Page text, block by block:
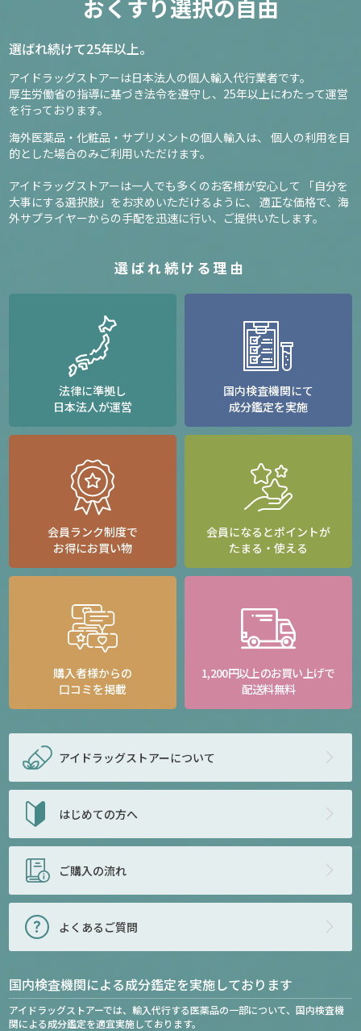
おくすり選択の自由
選ばれ続けて25年以上。
アイドラッグストアーは日本法人の個人輸入代行業者です。
厚生労働省の指導に基づき法令を遵守し、 25年以上にわたって運営
を行っております。
海外医薬品・化粧品・サプリメントの個人輸入は、
個人の利用を目
的とした場合のみご利用いただけます。
アイドラッグストアーは一人でも多くのお客様が安心して
「自分を
大事にする選択肢」をお求めいただけるように、
適正な価格で、海
外サプライヤーからの手配を迅速に行い、ご提供いたします。
選ばれ続ける理由
法律に準拠し
日本法人が運営
国内検査機関にて
成分鑑定を実施
会員ランク制度で
お得にお買い物
会員になるとポイントが
たまる・使える
購入者様からの
口コミを掲載
1,200円以上のお買い上げで
配送料無料
アイドラッグストアーについて
はじめての方へ
ご購入の流れ
よくあるご質問
国内検査機関による成分鑑定を実施しております
アイドラッグストアーでは、輸入代行する医薬品の一部について、国内検査機
関による成分鑑定を適宜実施しております。